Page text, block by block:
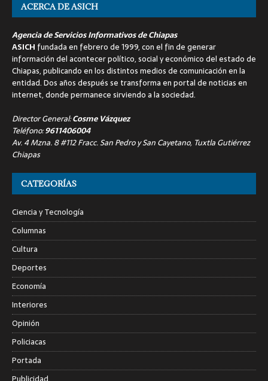
ACERCA DE ASICH
Agencia de Servicios Informativos de Chiapas
ASICH fundada en febrero de 1999, con el fin de generar
información del acontecer político, social y económico del estado de
Chiapas, publicando en los distintos medios de comunicación en la
entidad. Dos años después se transforma en portal de noticias en
internet, donde permanece sirviendo a la sociedad.
Director General:Cosme Vázquez
Teléfono:9611406004
Av. 4 Mzna. 8 #112 Fracc. San Pedro y San Cayetano, Tuxtla Gutiérrez
Chiapas
CATEGORÍAS
Ciencia y Tecnología
Columnas
Cultura
Deportes
Economía
Interiores
Opinión
Policiacas
Portada